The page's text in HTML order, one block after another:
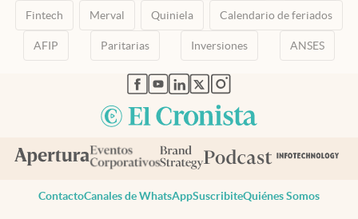
Fintech Merval Quiniela Calendario de feriados
AFIP Paritarias Inversiones ANSES
abre en nueva pestaña
abre en nueva pestaña
abre en nueva pestaña
abre en nueva pestaña
abre en nueva pestaña
ContactoCanales de WhatsAppSuscribiteQuiénes Somos